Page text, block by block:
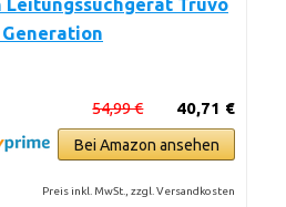
Leitungssuchgerät Truvo
Generation
40,71 €
54,99 €
Bei Amazon ansehen
Preis inkl. MwSt., zzgl. Versandkosten